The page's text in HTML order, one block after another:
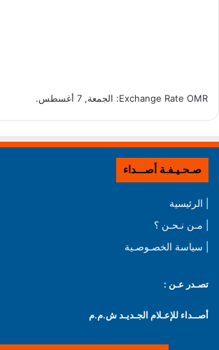
Exchange Rate OMR : الجمعة, 7 أغسطس.
صـحـيـفـة أصـــداء
| الرئيسية
| مـن نـحـن ؟
| سياسة الخصـوصـية
تصـدر عـن :
أصــداء للإعـلام الجـديـد ش.م.م